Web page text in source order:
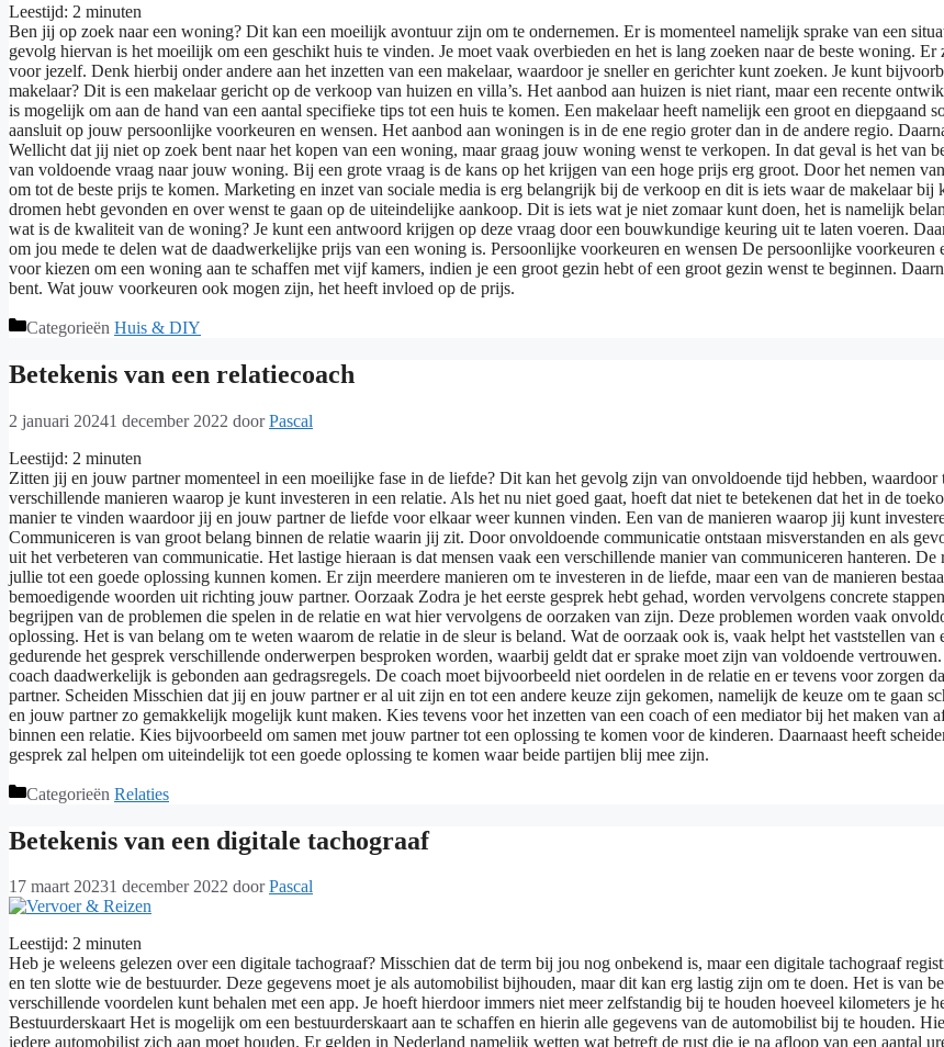
Leestijd: 2 minuten
Ben jij op zoek naar een woning? Dit kan een moeilijk avontuur zijn om te ondernemen. Er is momenteel namelijk sprake van een
gevolg hiervan is het moeilijk om een geschikt huis te vinden. Je moet vaak overbieden en het is lang zoeken naar de beste woning.
voor jezelf. Denk hierbij onder andere aan het inzetten van een makelaar, waardoor je sneller en gerichter kunt zoeken. Je kunt
makelaar? Dit is een makelaar gericht op de verkoop van huizen en villa’s. Het aanbod aan huizen is niet riant, maar een recente
is mogelijk om aan de hand van een aantal specifieke tips tot een huis te komen. Een makelaar heeft namelijk een groot en
aansluit op jouw persoonlijke voorkeuren en wensen. Het aanbod aan woningen is in de ene regio groter dan in de andere regio.
Wellicht dat jij niet op zoek bent naar het kopen van een woning, maar graag jouw woning wenst te verkopen. In dat geval is het van
van voldoende vraag naar jouw woning. Bij een grote vraag is de kans op het krijgen van een hoge prijs erg groot. Door het nemen
om tot de beste prijs te komen. Marketing en inzet van sociale media is erg belangrijk bij de verkoop en dit is iets waar de makelaar
dromen hebt gevonden en over wenst te gaan op de uiteindelijke aankoop. Dit is iets wat je niet zomaar kunt doen, het is namelijk
wat is de kwaliteit van de woning? Je kunt een antwoord krijgen op deze vraag door een bouwkundige keuring uit te laten voeren.
om jou mede te delen wat de daadwerkelijke prijs van een woning is. Persoonlijke voorkeuren en wensen De persoonlijke voorkeuren
voor kiezen om een woning aan te schaffen met vijf kamers, indien je een groot gezin hebt of een groot gezin wenst te beginnen.
bent. Wat jouw voorkeuren ook mogen zijn, het heeft invloed op de prijs.
Categorieën Huis & DIY
Betekenis van een relatiecoach
2 januari 20241 december 2022 doorPascal
Leestijd: 2 minuten
Zitten jij en jouw partner momenteel in een moeilijke fase in de liefde? Dit kan het gevolg zijn van onvoldoende tijd hebben,
verschillende manieren waarop je kunt investeren in een relatie. Als het nu niet goed gaat, hoeft dat niet te betekenen dat het in de
manier te vinden waardoor jij en jouw partner de liefde voor elkaar weer kunnen vinden. Een van de manieren waarop jij kunt
Communiceren is van groot belang binnen de relatie waarin jij zit. Door onvoldoende communicatie ontstaan misverstanden en als
uit het verbeteren van communicatie. Het lastige hieraan is dat mensen vaak een verschillende manier van communiceren hanteren.
jullie tot een goede oplossing kunnen komen. Er zijn meerdere manieren om te investeren in de liefde, maar een van de manieren
bemoedigende woorden uit richting jouw partner. Oorzaak Zodra je het eerste gesprek hebt gehad, worden vervolgens concrete
begrijpen van de problemen die spelen in de relatie en wat hier vervolgens de oorzaken van zijn. Deze problemen worden vaak
oplossing. Het is van belang om te weten waarom de relatie in de sleur is beland. Wat de oorzaak ook is, vaak helpt het vaststellen
gedurende het gesprek verschillende onderwerpen besproken worden, waarbij geldt dat er sprake moet zijn van voldoende
coach daadwerkelijk is gebonden aan gedragsregels. De coach moet bijvoorbeeld niet oordelen in de relatie en er tevens voor
partner. Scheiden Misschien dat jij en jouw partner er al uit zijn en tot een andere keuze zijn gekomen, namelijk de keuze om te gaan
en jouw partner zo gemakkelijk mogelijk kunt maken. Kies tevens voor het inzetten van een coach of een mediator bij het maken van
binnen een relatie. Kies bijvoorbeeld om samen met jouw partner tot een oplossing te komen voor de kinderen. Daarnaast heeft
gesprek zal helpen om uiteindelijk tot een goede oplossing te komen waar beide partijen blij mee zijn.
Categorieën Relaties
Betekenis van een digitale tachograaf
17 maart 20231 december 2022 doorPascal
Leestijd: 2 minuten
Heb je weleens gelezen over een digitale tachograaf? Misschien dat de term bij jou nog onbekend is, maar een digitale tachograaf
en ten slotte wie de bestuurder. Deze gegevens moet je als automobilist bijhouden, maar dit kan erg lastig zijn om te doen. Het is van
verschillende voordelen kunt behalen met een app. Je hoeft hierdoor immers niet meer zelfstandig bij te houden hoeveel kilometers je
Bestuurderskaart Het is mogelijk om een bestuurderskaart aan te schaffen en hierin alle gegevens van de automobilist bij te houden.
iedere automobilist zich aan moet houden. Er gelden in Nederland namelijk wetten wat betreft de rust die je na afloop van een aantal